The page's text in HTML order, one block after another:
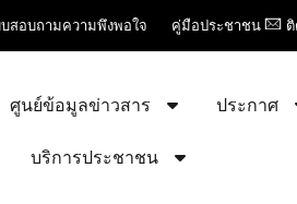
สอบถามความพึงพอใจ คู่มือประชาชน
ศูนย์ข้อมูลข่าวสาร ประกาศ
บริการประชาชน